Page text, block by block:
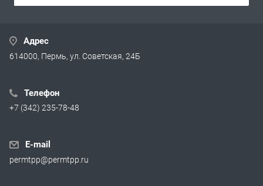
Адрес
614000, Пермь, ул. Советская, 24Б
Телефон
+7 (342) 235-78-48
E-mail
permtpp@permtpp.ru